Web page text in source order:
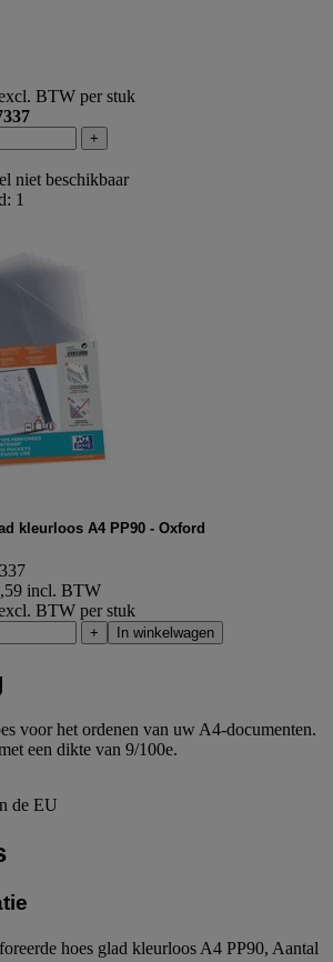
BTW per stuk
+
niet beschikbaar
1
kleurloos A4 PP90 - Oxford
incl. BTW
BTW per stuk
+ In winkelwagen
voor het ordenen van uw A4-documenten.
een dikte van 9/100e.
de EU
hoes glad kleurloos A4 PP90, Aantal